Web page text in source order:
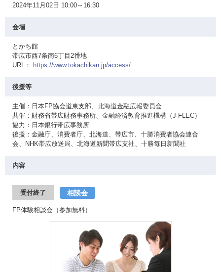
2024年11月02日 10:00～16:30
会場
とかち館
帯広市西7条南6丁目2番地
URL：
https://www.tokachikan.jp/access/
後援等
主催：日本FP協会道東支部、北海道金融広報委員会
共催：財務省帯広財務事務所、金融経済教育推進機構（J-FLEC）
協力：日本銀行帯広事務所
後援：金融庁、消費者庁、北海道、帯広市、十勝消費者協会連合
会、NHK帯広放送局、北海道新聞帯広支社、十勝毎日新聞社
内容
受付終了 相談会
FP体験相談会（参加無料）